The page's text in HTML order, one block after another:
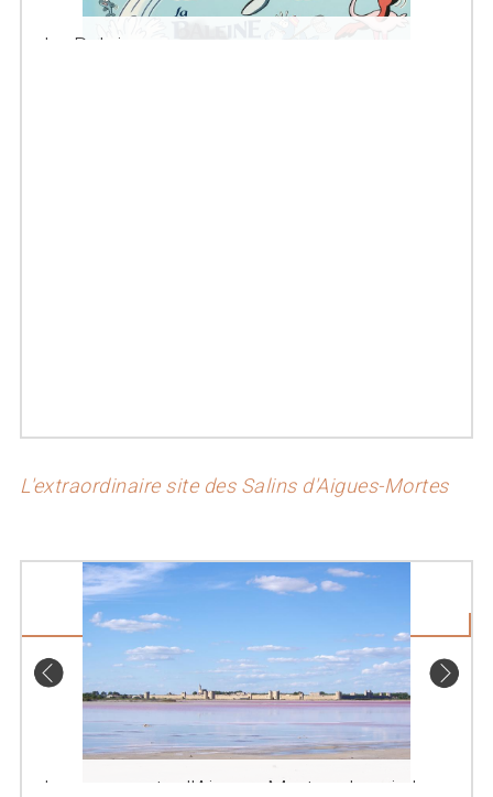
La Baleine
L'extraordinaire site des Salins d'Aigues-Mortes
Les remparts d'Aigues-Mortes depuis les